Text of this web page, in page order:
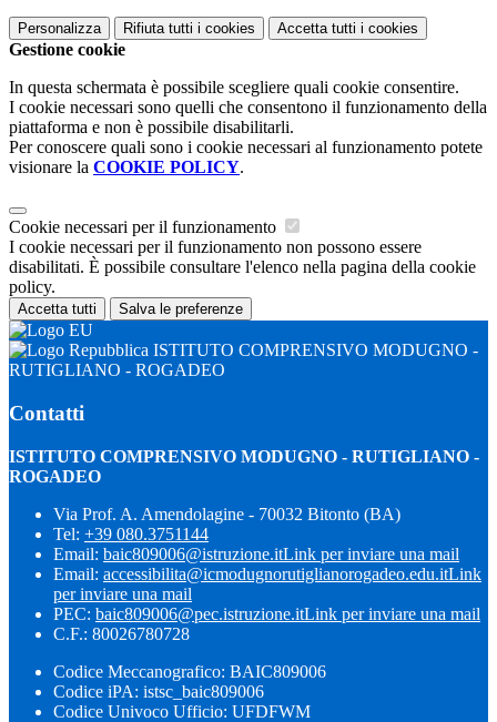
Personalizza Rifiuta tutti i cookies Accetta tutti i cookies
Gestione cookie
In questa schermata è possibile scegliere quali cookie consentire.
I cookie necessari sono quelli che consentono il funzionamento della
piattaforma e non è possibile disabilitarli.
Per conoscere quali sono i cookie necessari al funzionamento potete
visionare la COOKIE POLICY.
Cookie necessari per il funzionamento
I cookie necessari per il funzionamento non possono essere
disabilitati. È possibile consultare l'elenco nella pagina della cookie
policy.
Accetta tutti Salva le preferenze
ISTITUTO COMPRENSIVO MODUGNO -
RUTIGLIANO - ROGADEO
Contatti
ISTITUTO COMPRENSIVO MODUGNO - RUTIGLIANO -
ROGADEO
Via Prof. A. Amendolagine - 70032 Bitonto (BA)
Tel: +39 080.3751144
Email: baic809006@istruzione.itLink per inviare una mail
Email: accessibilita@icmodugnorutiglianorogadeo.edu.itLink
per inviare una mail
PEC: baic809006@pec.istruzione.itLink per inviare una mail
C.F.: 80026780728
Codice Meccanografico: BAIC809006
Codice iPA: istsc_baic809006
Codice Univoco Ufficio: UFDFWM